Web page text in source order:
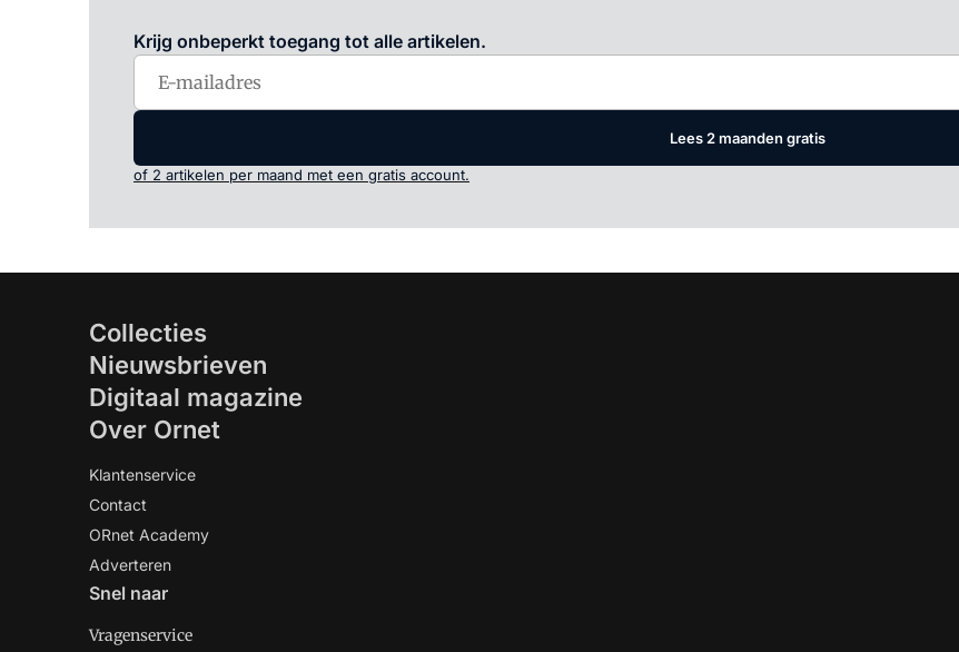
Krijg onbeperkt toegang tot alle artikelen.
Lees 2 maanden gratis
of 2 artikelen per maand met een gratis account.
Collecties
Nieuwsbrieven
Digitaal magazine
Over Ornet
Klantenservice
Contact
ORnet Academy
Adverteren
Snel naar
Vragenservice